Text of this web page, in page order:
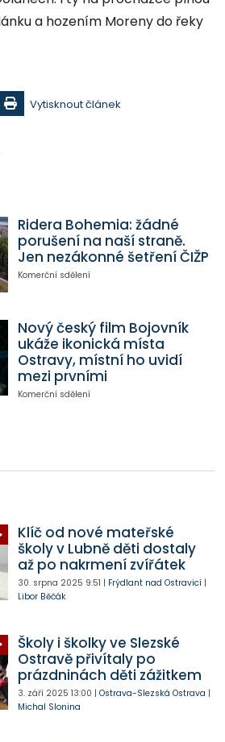
a hozením Moreny do řeky
Vytisknout článek
Ridera Bohemia: žádné
porušení na naší straně.
Jen nezákonné šetření ČIŽP
Komerční sdělení
Nový český film Bojovník
ukáže ikonická místa
Ostravy, místní ho uvidí
mezi prvními
Komerční sdělení
Klíč od nové mateřské
školy v Lubně děti dostaly
až po nakrmení zvířátek
30. srpna 2025 9:51 | Frýdlant nad Ostravicí|
Libor Běčák
Školy i školky ve Slezské
Ostravě přivítaly po
prázdninách děti zážitkem
3. září 2025 13:00 | Ostrava-Slezská Ostrava |
Michal Slonina